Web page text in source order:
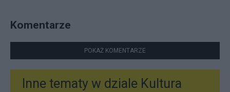
Komentarze
POKAŻ KOMENTARZE
Inne tematy w dziale Kultura